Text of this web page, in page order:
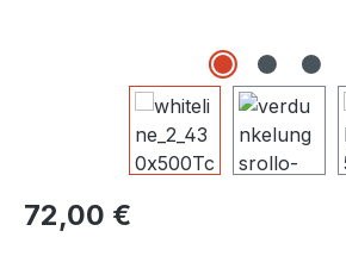
Regulärer Preis:
72,00 €